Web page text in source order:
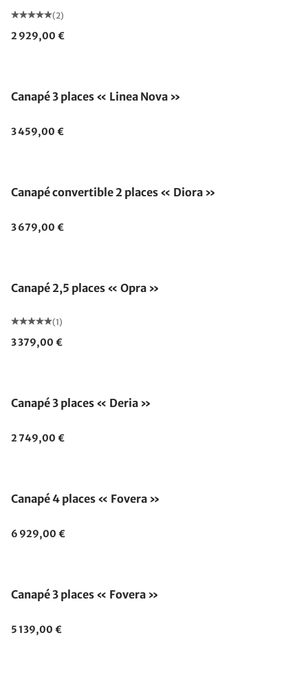
(2)
2 929,00 €
Canapé 3 places « Linea Nova »
3 459,00 €
Canapé convertible 2 places « Diora »
3 679,00 €
Canapé 2,5 places « Opra »
(1)
3 379,00 €
Canapé 3 places « Deria »
2 749,00 €
Canapé 4 places « Fovera »
6 929,00 €
Canapé 3 places « Fovera »
5 139,00 €